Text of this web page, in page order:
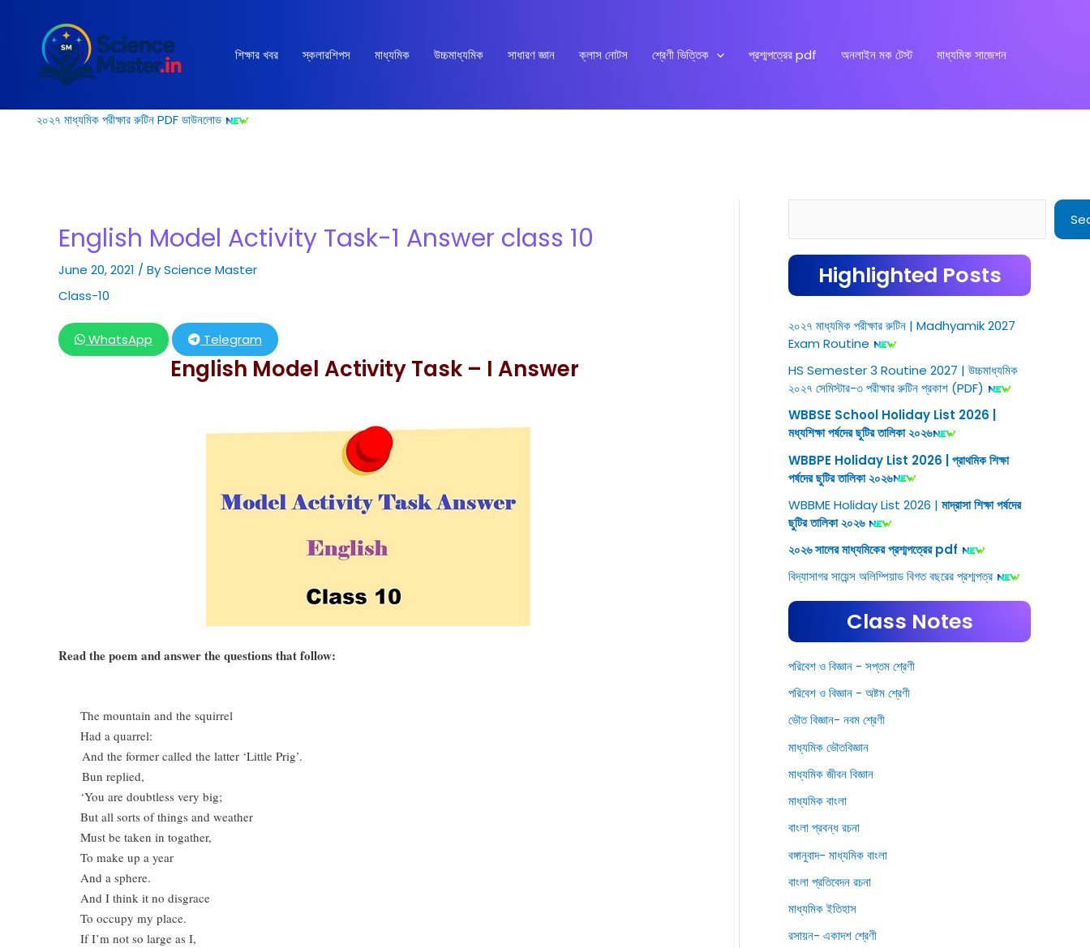
content
শিক্ষার খবর স্কলারশিপস মাধ্যমিক উচ্চমাধ্যমিক সাধারণ জ্ঞান ক্লাস নোটস শ্রেণী ভিত্তিক প্রশ্মপত্রের pdf অনলাইন মক টেস্ট মাধ্যমিক সাজেশন
২০২৭ মাধ্যমিক পরীক্ষার রুটিন PDF ডাউনলোড
English Model Activity Task-1 Answer class 10
June 20, 2021 / ByScience Master
Class-10
WhatsApp Telegram
English Model Activity Task – I Answer
Read the poem and answer the questions that follow:
The mountain and the squirrel
Had a quarrel:
And the former called the latter ‘Little Prig’.
Bun replied,
‘You are doubtless very big;
But all sorts of things and weather
Must be taken in togather,
To make up a year
And a sphere.
And I think it no disgrace
To occupy my place.
If I’m not so large as I,
Highlighted Posts
২০২৭ মাধ্যমিক পরীক্ষার রুটিন | Madhyamik 2027
Exam Routine
HS Semester 3 Routine 2027 | উচ্চমাধ্যমিক
২০২৭ সেমিস্টার-৩ পরীক্ষার রুটিন প্রকাশ (PDF)
WBBSE School Holiday List 2026 |
মধ্যশিক্ষা পর্ষদের ছুটির তালিকা ২০২৬
WBBPE Holiday List 2026 | প্রাথমিক শিক্ষা
পর্ষদের ছুটির তালিকা ২০২৬
WBBME Holiday List 2026 | মাদ্রাসা শিক্ষা পর্ষদের
ছুটির তালিকা ২০২৬
২০২৬ সালের মাধ্যমিকের প্রশ্মপত্রের pdf
বিদ্যাসাগর সায়েন্স অলিম্পিয়াড বিগত বছরের প্রশ্মপত্র
Class Notes
পরিবেশ ও বিজ্ঞান - সপ্তম শ্রেণী
পরিবেশ ও বিজ্ঞান - অষ্টম শ্রেণী
ভৌত বিজ্ঞান- নবম শ্রেণী
মাধ্যমিক ভৌতবিজ্ঞান
মাধ্যমিক জীবন বিজ্ঞান
মাধ্যমিক বাংলা
বাংলা প্রবন্ধ রচনা
বঙ্গানুবাদ- মাধ্যমিক বাংলা
বাংলা প্রতিবেদন রচনা
মাধ্যমিক ইতিহাস
রসায়ন- একাদশ শ্রেণী